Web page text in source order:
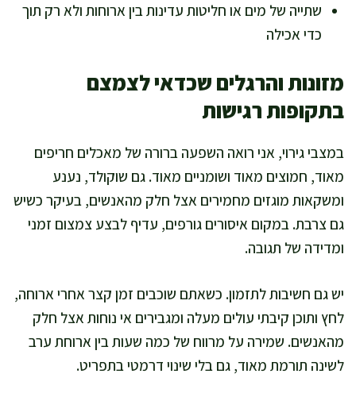
שתייה של מים או חליטות עדינות בין ארוחות ולא רק תוך
כדי אכילה
מזונות והרגלים שכדאי לצמצם
בתקופות רגישות
במצבי גירוי, אני רואה השפעה ברורה של מאכלים חריפים
מאוד, חמוצים מאוד ושומניים מאוד. גם שוקולד, נענע
ומשקאות מוגזים מחמירים אצל חלק מהאנשים, בעיקר כשיש
גם צרבת. במקום איסורים גורפים, עדיף לבצע צמצום זמני
ומדידה של תגובה.
יש גם חשיבות לתזמון. כשאתם שוכבים זמן קצר אחרי ארוחה,
לחץ ותוכן קיבתי עולים מעלה ומגבירים אי נוחות אצל חלק
מהאנשים. שמירה על מרווח של כמה שעות בין ארוחת ערב
לשינה תורמת מאוד, גם בלי שינוי דרמטי בתפריט.